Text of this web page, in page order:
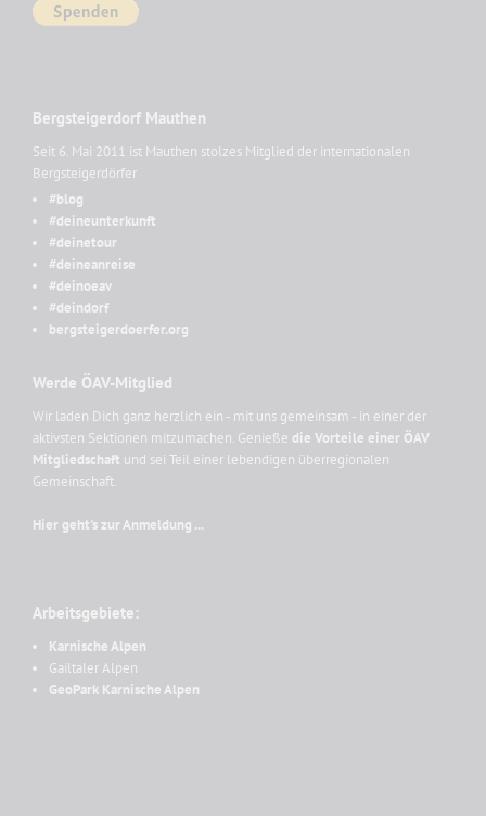
Bergsteigerdorf Mauthen
Seit 6. Mai 2011 ist Mauthen stolzes Mitglied der internationalen
Bergsteigerdörfer
#blog
#deineunterkunft
#deinetour
#deineanreise
#deinoeav
#deindorf
bergsteigerdoerfer.org
Werde ÖAV-Mitglied
Wir laden Dich ganz herzlich ein - mit uns gemeinsam - in einer der
aktivsten Sektionen mitzumachen. Genieße die Vorteile einer ÖAV
Mitgliedschaft und sei Teil einer lebendigen überregionalen
Gemeinschaft.
Hier geht's zur Anmeldung ...
Arbeitsgebiete:
Karnische Alpen
Gailtaler Alpen
GeoPark Karnische Alpen